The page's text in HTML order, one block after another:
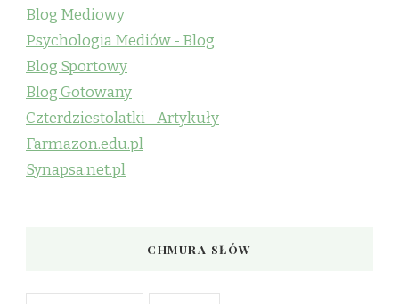
Blog Mediowy
Psychologia Mediów - Blog
Blog Sportowy
Blog Gotowany
Czterdziestolatki - Artykuły
Farmazon.edu.pl
Synapsa.net.pl
CHMURA SŁÓW